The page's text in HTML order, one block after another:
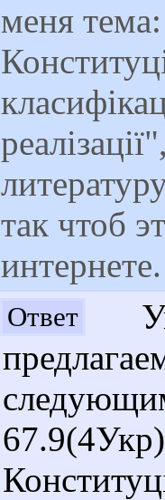
меня
так чтоб
Ответ